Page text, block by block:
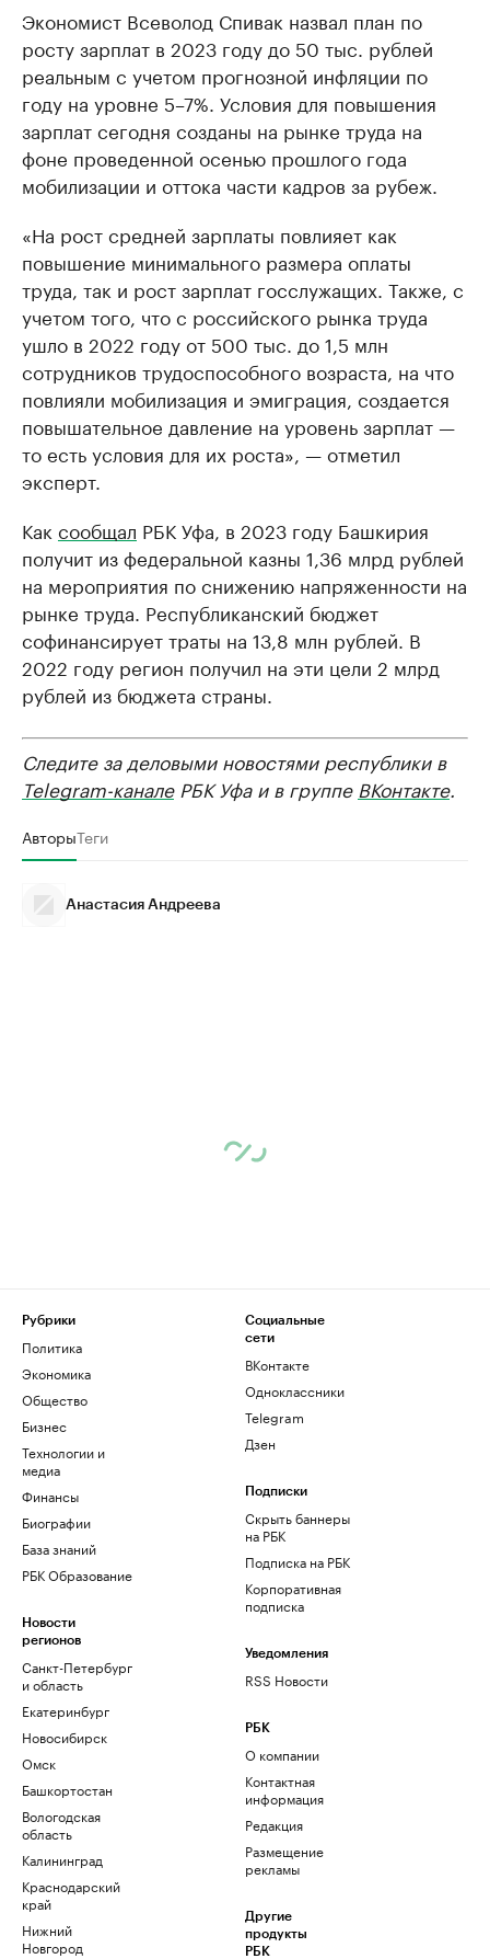
Экономист Всеволод Спивак назвал план по
росту зарплат в 2023 году до 50 тыс. рублей
реальным с учетом прогнозной инфляции по
году на уровне 5–7%. Условия для повышения
зарплат сегодня созданы на рынке труда на
фоне проведенной осенью прошлого года
мобилизации и оттока части кадров за рубеж.
«На рост средней зарплаты повлияет как
повышение минимального размера оплаты
труда, так и рост зарплат госслужащих. Также, с
учетом того, что с российского рынка труда
ушло в 2022 году от 500 тыс. до 1,5 млн
сотрудников трудоспособного возраста, на что
повлияли мобилизация и эмиграция, создается
повышательное давление на уровень зарплат —
то есть условия для их роста», — отметил
эксперт.
Как сообщал РБК Уфа, в 2023 году Башкирия
получит из федеральной казны 1,36 млрд рублей
на мероприятия по снижению напряженности на
рынке труда. Республиканский бюджет
софинансирует траты на 13,8 млн рублей. В
2022 году регион получил на эти цели 2 млрд
рублей из бюджета страны.
Следите за деловыми новостями республики в
Telegram-каналеРБК Уфа и в группе ВКонтакте.
АвторыТеги
Анастасия Андреева
Рубрики
Политика
Экономика
Общество
Бизнес
Технологии и
медиа
Финансы
Биографии
База знаний
РБК Образование
Новости
регионов
Санкт-Петербург
и область
Екатеринбург
Новосибирск
Омск
Башкортостан
Вологодская
область
Калининград
Краснодарский
край
Нижний
Новгород
Социальные
сети
ВКонтакте
Одноклассники
Telegram
Дзен
Подписки
Скрыть баннеры
на РБК
Подписка на РБК
Корпоративная
подписка
Уведомления
RSS Новости
РБК
О компании
Контактная
информация
Редакция
Размещение
рекламы
Другие
продукты
РБК